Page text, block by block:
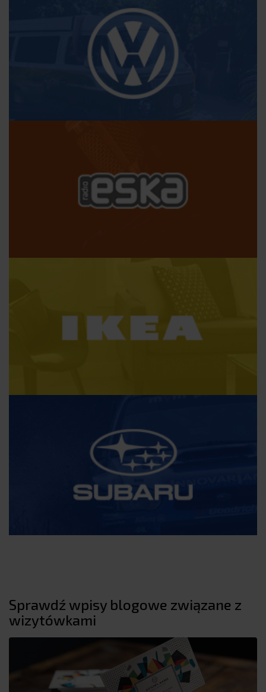
Sprawdź wpisy blogowe związane z
wizytówkami